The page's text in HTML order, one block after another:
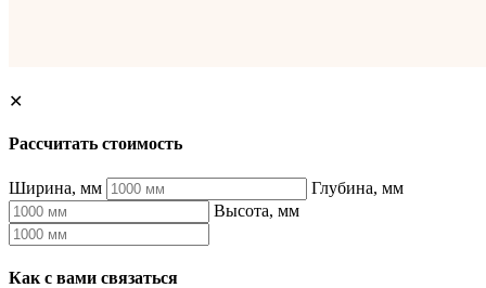
✕
Рассчитать стоимость
Ширина, мм
Глубина, мм
Высота, мм
Как с вами связаться